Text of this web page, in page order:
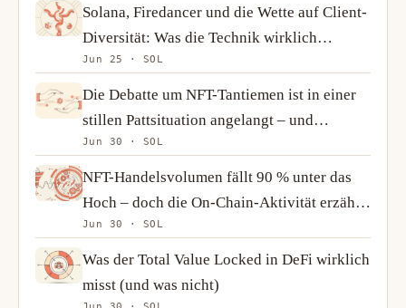
Solana, Firedancer und die Wette auf Client-
Diversität: Was die Technik wirklich
verändert
Jun 25 · SOL
Die Debatte um NFT-Tantiemen ist in einer
stillen Pattsituation angelangt – und
Kreative passen sich an
Jun 30 · SOL
NFT-Handelsvolumen fällt 90 % unter das
Hoch – doch die On-Chain-Aktivität erzählt
eine kompliziertere Geschichte
Jun 30 · SOL
Was der Total Value Locked in DeFi wirklich
misst (und was nicht)